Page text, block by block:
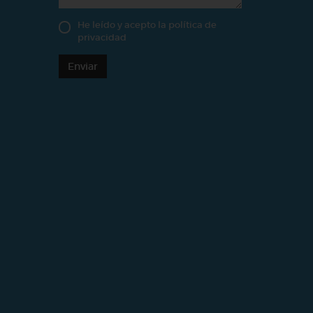
He leído y acepto la política de
privacidad
Enviar